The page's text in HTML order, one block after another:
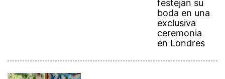
festejan su
boda en una
exclusiva
ceremonia
en Londres